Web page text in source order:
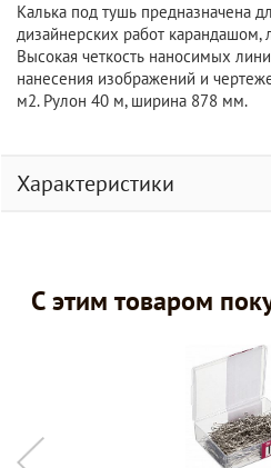
Калька под тушь предназначена
дизайнерских работ
Высокая четкость наносимых
нанесения изображений и
м2. Рулон 40 м, ширина 878 мм.
Характеристики
С этим товаром